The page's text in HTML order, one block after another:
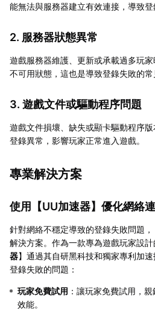
能無法與服務器建立有效連接，導致登
2. 服務器狀態異常
遊戲服務器維護、更新或承載過多玩
不可用狀態，這也是導致登錄失敗的常
3. 遊戲文件或驅動程序問題
遊戲文件損壞、缺失或顯卡驅動程序
登錄異常，影響玩家正常進入遊戲。
專業解決方案
使用【UU加速器】優化網絡
針對網絡不穩定導致的登錄失敗問題，
解決方案。作為一款專為遊戲玩家設
器】通過其自研黑科技和獨家專利加
登錄失敗的問題：
玩家免費試用 ：讓玩家免費試用，
效能。